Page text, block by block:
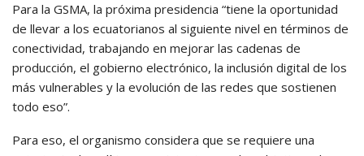
Para la GSMA, la próxima presidencia “tiene la oportunidad
de llevar a los ecuatorianos al siguiente nivel en términos de
conectividad, trabajando en mejorar las cadenas de
producción, el gobierno electrónico, la inclusión digital de los
más vulnerables y la evolución de las redes que sostienen
todo eso”.
Para eso, el organismo considera que se requiere una